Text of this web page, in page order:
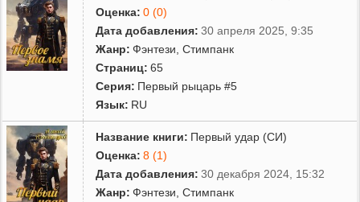
Оценка: 0 (0)
Дата добавления: 30 апреля 2025, 9:35
Жанр: Фэнтези ,Стимпанк
Страниц: 65
Серия: Первый рыцарь #5
Язык: RU
Название книги: Первый удар (СИ)
Оценка: 8 (1)
Дата добавления: 30 декабря 2024, 15:32
Жанр: Фэнтези ,Стимпанк